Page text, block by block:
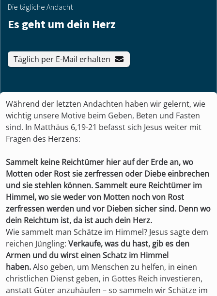
Die tägliche Andacht
Es geht um dein Herz
Täglich per E-Mail erhalten
Während der letzten Andachten haben wir gelernt, wie
wichtig unsere Motive beim Geben, Beten und Fasten
sind. In Matthäus 6,19-21 befasst sich Jesus weiter mit
Fragen des Herzens:
Sammelt keine Reichtümer hier auf der Erde an, wo
Motten oder Rost sie zerfressen oder Diebe einbrechen
und sie stehlen können. Sammelt eure Reichtümer im
Himmel, wo sie weder von Motten noch von Rost
zerfressen werden und vor Dieben sicher sind. Denn wo
dein Reichtum ist, da ist auch dein Herz.
Wie sammelt man Schätze im Himmel? Jesus sagte dem
reichen Jüngling: Verkaufe, was du hast, gib es den
Armen und du wirst einen Schatz im Himmel
haben.Also geben, um Menschen zu helfen, in einen
christlichen Dienst geben, in Gottes Reich investieren,
anstatt Güter anzuhäufen – so sammeln wir Schätze im